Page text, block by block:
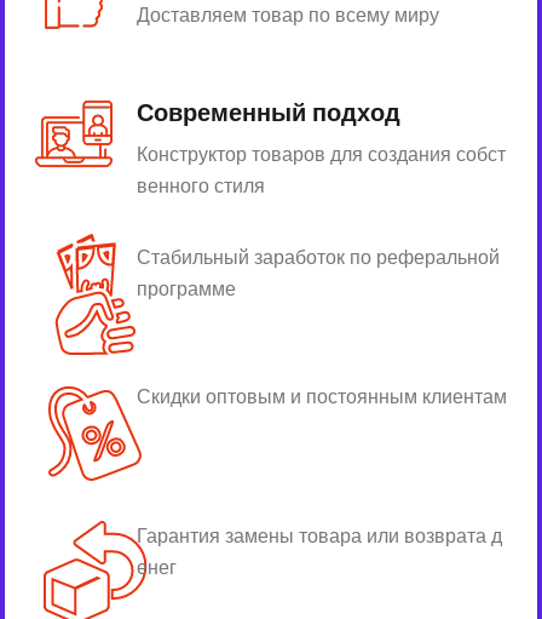
Доставляем товар по всему миру
Современный подход
Конструктор товаров для создания собст
венного стиля
Стабильный заработок по реферальной
программе
Скидки оптовым и постоянным клиентам
Гарантия замены товара или возврата д
енег